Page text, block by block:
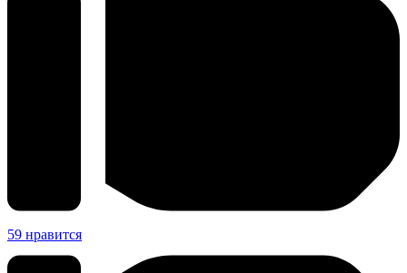
59 нравится